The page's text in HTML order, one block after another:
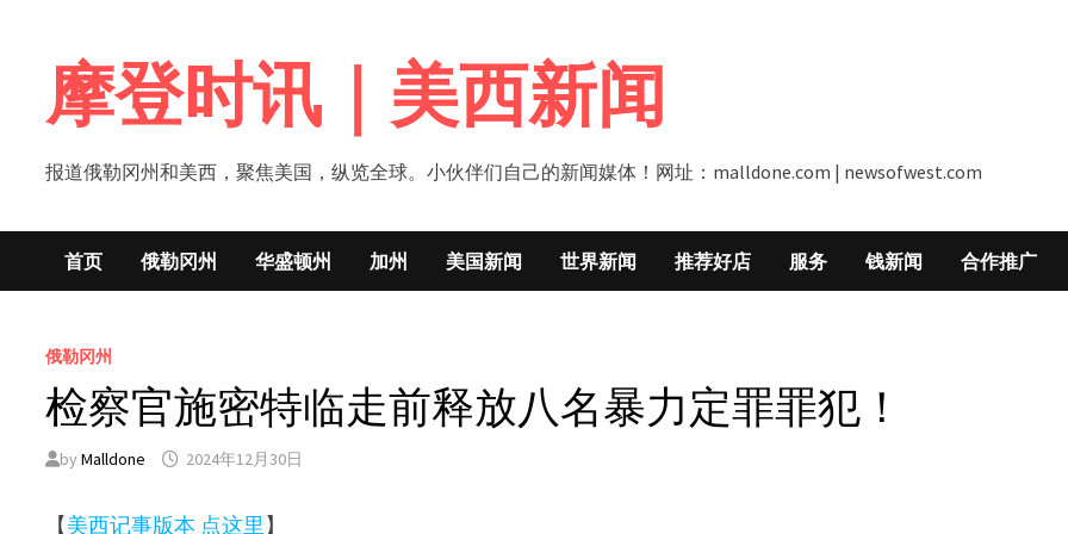
content摩登时讯｜美西新闻
报道俄勒冈州和美西，聚焦美国，纵览全球。小伙伴们自己的新闻媒体！网址：malldone.com | newsofwest.com
首页 俄勒冈州 华盛顿州 加州 美国新闻 世界新闻 推荐好店 服务 钱新闻 合作推广
俄勒冈州
检察官施密特临走前释放八名暴力定罪罪犯！
byMalldone 2024年12月30日
【美西记事版本 点这里】